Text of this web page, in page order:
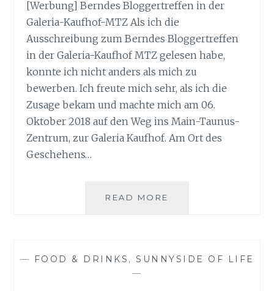
[Werbung] Berndes Bloggertreffen in der
Galeria-Kaufhof-MTZ Als ich die
Ausschreibung zum Berndes Bloggertreffen
in der Galeria-Kaufhof MTZ gelesen habe,
konnte ich nicht anders als mich zu
bewerben. Ich freute mich sehr, als ich die
Zusage bekam und machte mich am 06.
Oktober 2018 auf den Weg ins Main-Taunus-
Zentrum, zur Galeria Kaufhof. Am Ort des
Geschehens…
READ MORE
KAUFHOF
— FOOD & DRINKS , SUNNYSIDE OF LIFE
—